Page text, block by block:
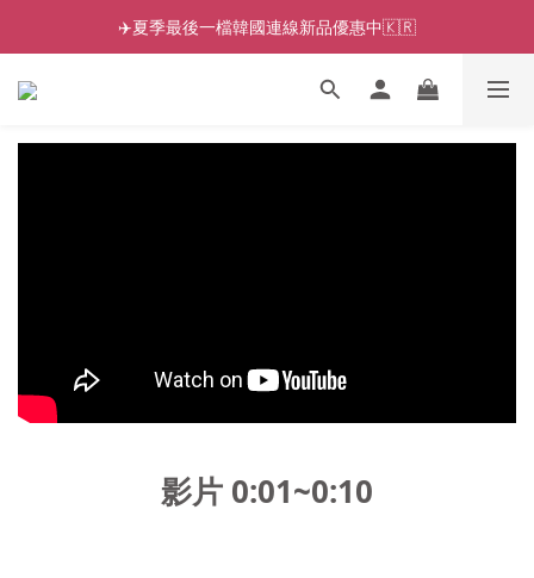
✈️夏季最後一檔韓國連線新品優惠中🇰🇷
影片 0:01~0:10